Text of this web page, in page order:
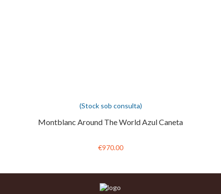
(Stock sob consulta)
Montblanc Around The World Azul Caneta
€970.00